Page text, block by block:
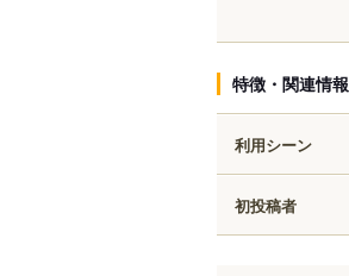
特徴・関連情報
利用シーン
初投稿者